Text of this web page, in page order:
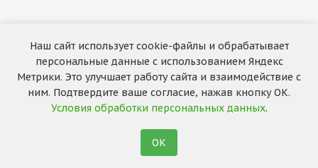
2026 © «За колёсами.Online»
Запуск сайта —RuMaster
Наш сайт использует cookie-файлы и обрабатывает
персональные данные с использованием Яндекс
Метрики. Это улучшает работу сайта и взаимодействие с
ним. Подтвердите ваше согласие, нажав кнопку ОК.
Условия обработки персональных данных.
ОК